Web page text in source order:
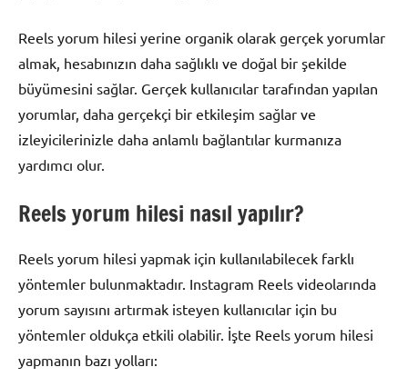
Reels yorum hilesi yerine organik olarak gerçek yorumlar
almak, hesabınızın daha sağlıklı ve doğal bir şekilde
büyümesini sağlar. Gerçek kullanıcılar tarafından yapılan
yorumlar, daha gerçekçi bir etkileşim sağlar ve
izleyicilerinizle daha anlamlı bağlantılar kurmanıza
yardımcı olur.
Reels yorum hilesi nasıl yapılır?
Reels yorum hilesi yapmak için kullanılabilecek farklı
yöntemler bulunmaktadır. Instagram Reels videolarında
yorum sayısını artırmak isteyen kullanıcılar için bu
yöntemler oldukça etkili olabilir. İşte Reels yorum hilesi
yapmanın bazı yolları: